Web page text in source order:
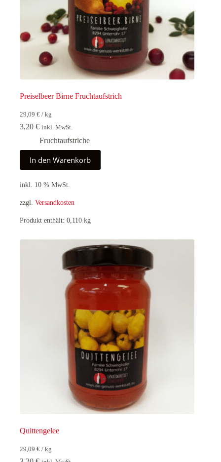
Preiselbeer Birne Fruchtaufstrich
29,09 € / kg
3,20 € inkl. MwSt.
Fruchtaufstriche
In den Warenkorb
inkl. 10 % MwSt.
zzgl. Versandkosten
Produkt enthält: 0,110 kg
Quittengelee
29,09 € / kg